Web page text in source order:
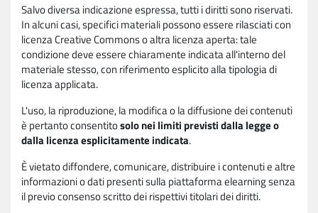
Salvo diversa indicazione espressa, tutti i diritti sono riservati.
In alcuni casi, specifici materiali possono essere rilasciati con
licenza Creative Commons o altra licenza aperta: tale
condizione deve essere chiaramente indicata all'interno del
materiale stesso, con riferimento esplicito alla tipologia di
licenza applicata.
L'uso, la riproduzione, la modifica o la diffusione dei contenuti
è pertanto consentitosolo nei limiti previsti dalla legge o
dalla licenza esplicitamente indicata.
È vietato diffondere, comunicare, distribuire i contenuti e altre
informazioni o dati presenti sulla piattaforma elearning senza
il previo consenso scritto dei rispettivi titolari dei diritti.